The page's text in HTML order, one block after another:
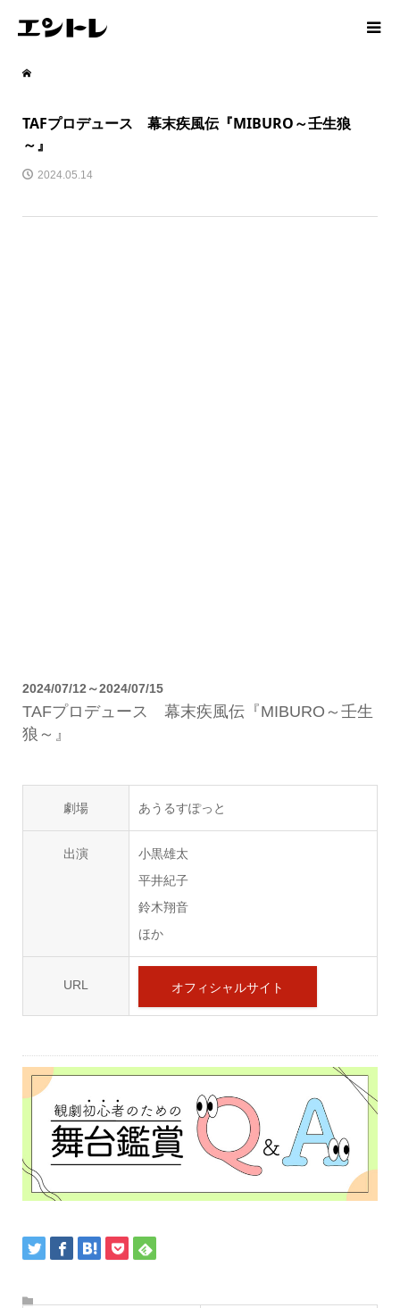
TAFプロデュース 幕末疾風伝『MIBURO～壬生狼
～』
2024.05.14
2024/07/12～2024/07/15
TAFプロデュース 幕末疾風伝『MIBURO～壬生
狼～』
劇場 あうるすぽっと
出演
小黒雄太
平井紀子
鈴木翔音
ほか
URL オフィシャルサイト